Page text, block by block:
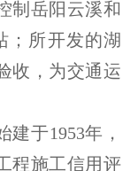
制岳阳云溪和
；所开发的湖
收，为交通运
于1953年，
程施工信用评